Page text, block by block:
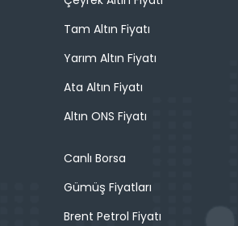
Tam Altın Fiyatı
Yarım Altın Fiyatı
Ata Altın Fiyatı
Altın ONS Fiyatı
Canlı Borsa
Gümüş Fiyatları
Brent Petrol Fiyatı